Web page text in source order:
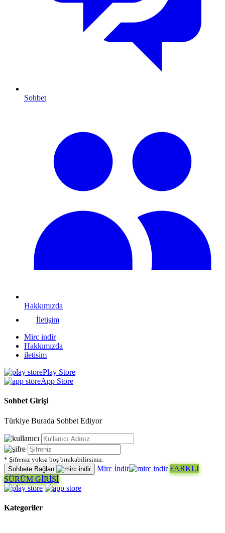
Sohbet
Hakkımızda
İletişim
Mirc indir
Hakkımızda
iletisim
Play Store
App Store
Sohbet Girişi
Türkiye Burada Sohbet Ediyor
* Şifreniz yoksa boş bırakabilirsiniz.
Sohbete Bağlan
Mirc İndir
FARKLI
SÜRÜM GİRİŞİ
Kategoriler